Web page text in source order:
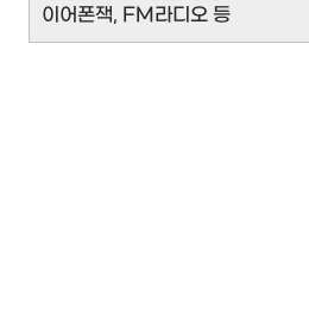
이어폰잭, FM라디오 등